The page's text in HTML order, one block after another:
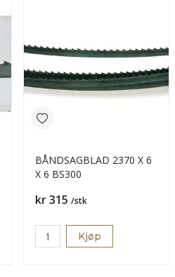
BÅNDSAGBLAD 2370 X 6
X 6 BS300
Pris
kr 315 /stk
Kjøp